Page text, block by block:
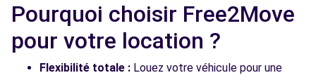
Pourquoi choisir Free2Move
pour votre location ?
Flexibilité totale : Louez votre véhicule pour une